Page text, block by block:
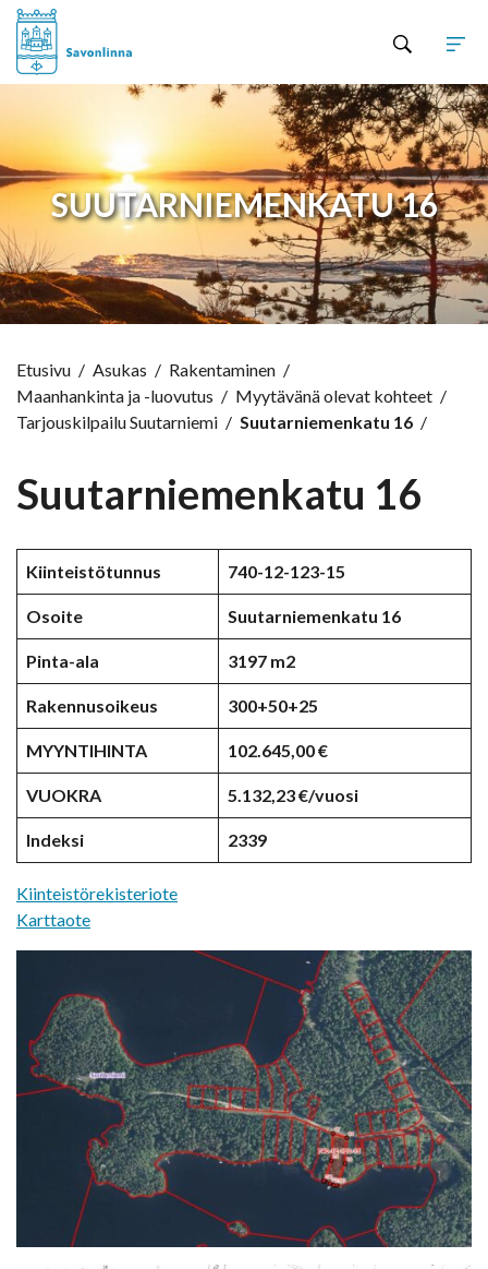
SUUTARNIEMENKATU 16
Etusivu / Asukas / Rakentaminen /
Maanhankinta ja -luovutus / Myytävänä olevat kohteet /
Tarjouskilpailu Suutarniemi / Suutarniemenkatu 16 /
Suutarniemenkatu 16
Kiinteistötunnus 740-12-123-15
Osoite Suutarniemenkatu 16
Pinta-ala 3197 m2
Rakennusoikeus 300+50+25
MYYNTIHINTA 102.645,00 €
VUOKRA 5.132,23 €/vuosi
Indeksi 2339
Kiinteistörekisteriote
Karttaote